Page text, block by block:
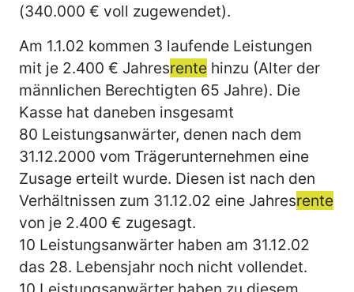
(340.000 € voll zugewendet).
Am 1.1.02 kommen 3 laufende Leistungen
mit je 2.400 € Jahresrente hinzu (Alter der
männlichen Berechtigten 65 Jahre). Die
Kasse hat daneben insgesamt
80 Leistungsanwärter, denen nach dem
31.12.2000 vom Trägerunternehmen eine
Zusage erteilt wurde. Diesen ist nach den
Verhältnissen zum 31.12.02 eine Jahresrente
von je 2.400 € zugesagt.
10 Leistungsanwärter haben am 31.12.02
das 28. Lebensjahr noch nicht vollendet.